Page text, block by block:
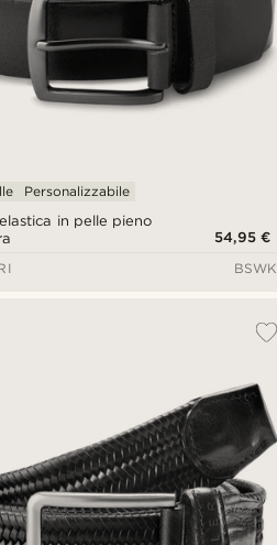
in pelle pieno
Personalizzabile
54,95 €
BSWK